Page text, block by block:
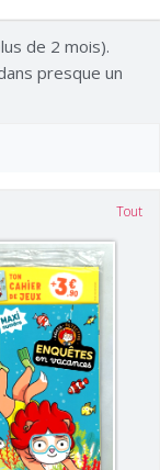
de 2 mois).
presque un
Tout